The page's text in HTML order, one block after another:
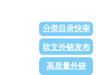
分类目录快审
软文外链发布
高质量外链